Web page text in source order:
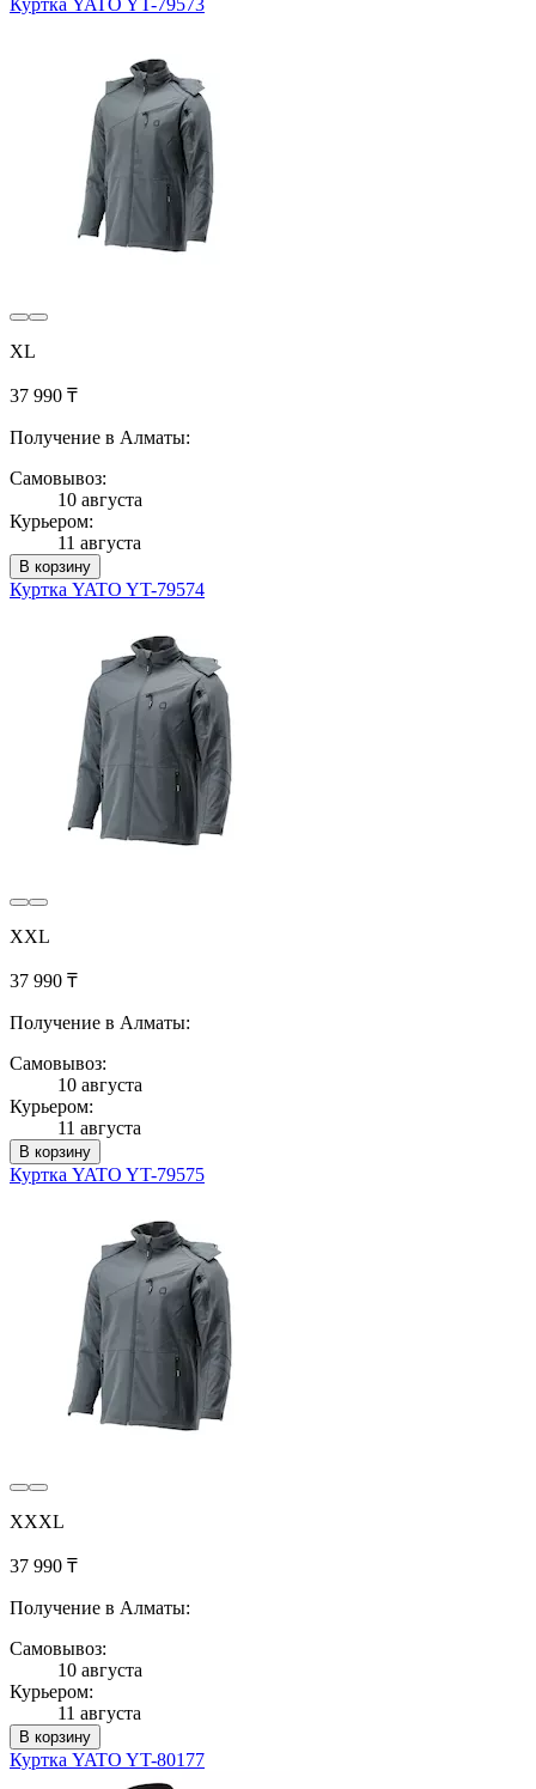
XL
37 990 ₸
Получение в Алматы:
Самовывоз:
10 августа
Курьером:
11 августа
В корзину
Куртка YATO YT-79574
XXL
37 990 ₸
Получение в Алматы:
Самовывоз:
10 августа
Курьером:
11 августа
В корзину
Куртка YATO YT-79575
XXXL
37 990 ₸
Получение в Алматы:
Самовывоз:
10 августа
Курьером:
11 августа
В корзину
Куртка YATO YT-80177